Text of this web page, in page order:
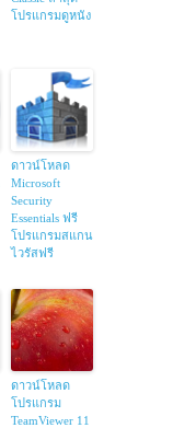
โปรแกรมดูหนัง
ดาวน์โหลด
Microsoft
Security
Essentials ฟรี
โปรแกรมสแกน
ไวรัสฟรี
ดาวน์โหลด
โปรแกรม
TeamViewer 11